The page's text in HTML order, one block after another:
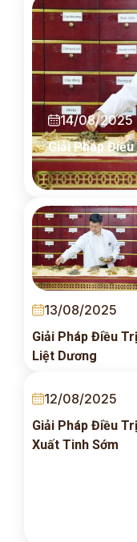
14/08/2025
Giải Pháp Điều
13/08/2025
Giải Pháp Điều Trị
Liệt Dương
12/08/2025
Giải Pháp Điều Trị
Xuất Tinh Sớm